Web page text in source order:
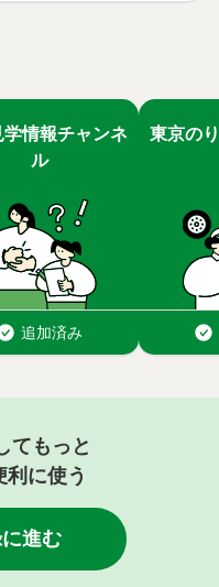
てもっと
に使う
進む